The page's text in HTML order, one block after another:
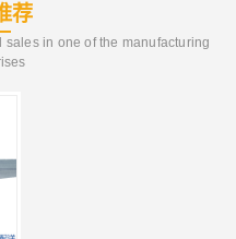
荐
in one of the manufacturing